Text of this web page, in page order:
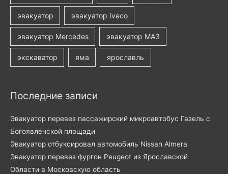
эвакуатор эвакуатор Iveco
эвакуатор Mercedes эвакуатор МАЗ
экскаватор яма ярославль
Последние записи
Эвакуатор перевез пассажирский микроавтобус Газель с
Богоявленской площади
Эвакуатор отбуксировал автомобиль Nissan Almera
Эвакуатор перевез фургон Peugeot из Ярославской
Области в Московскую область